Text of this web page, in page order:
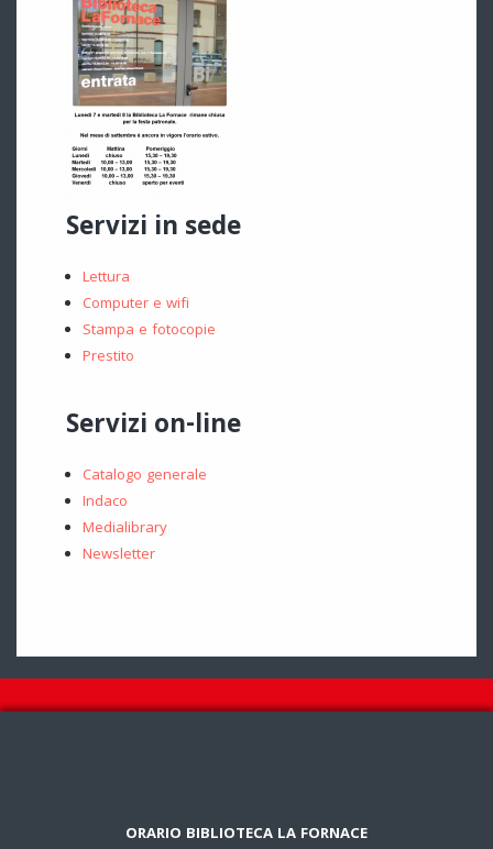
Servizi in sede
Lettura
Computer e wifi
Stampa e fotocopie
Prestito
Servizi on-line
Catalogo generale
Indaco
Medialibrary
Newsletter
ORARIO BIBLIOTECA LA FORNACE